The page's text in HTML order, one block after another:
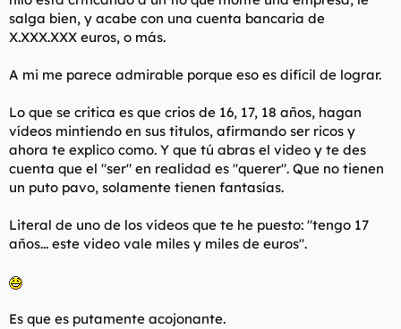
verlos vivir de limosnas.
salga bien, y acabe con una cuenta bancaria de
X.XXX.XXX euros, o más.
A mi me parece admirable porque eso es difícil de lograr.
Lo que se critica es que crios de 16, 17, 18 años, hagan
vídeos mintiendo en sus titulos, afirmando ser ricos y
ahora te explico como. Y que tú abras el video y te des
cuenta que el "ser" en realidad es "querer". Que no tienen
un puto pavo, solamente tienen fantasías.
Literal de uno de los vídeos que te he puesto: "tengo 17
años... este video vale miles y miles de euros".
Es que es putamente acojonante.